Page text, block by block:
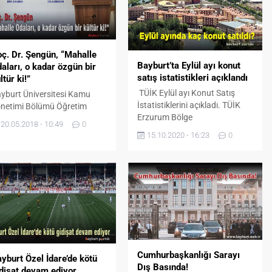
Dr. Şengün, “Mahalle
o kadar özgün bir
ki!”
Üniversitesi Kamu
Bölümü Öğretim
mahalle odası
belirtti. Şengün,
olgusunun mahalle
tehdit ettiğini ve
odalarının yaşaması
daha geniş çerçevede
zenginleştirilmesi
kaydetti. Bayburt
Kültür ve Edebiyat
kültür sohbetleri...
20.05.2018 - 10:49 0
Bayburt’ta Eylül ayı konut
satış istatistikleri açıklandı
TÜİK Eylül ayı Konut Satış
İstatistiklerini açıkladı. TÜİK
Erzurum Bölge
Müdürlüğünden yapılan
açıklamaya göre; Bayburt’ta
satıldı TÜİK Erzurum Bölge
Müdürlüğünden yapılan
açıklamaya göre; Bayburt’ta
2020 Eylül ayında konut satışı
bir önceki yılın aynı ayına göre
%32,3 azalarak 63 konut oldu.
Konut satışlarında, İstanbul 25
bin...
15.10.2020 - 16:23 0
Özel İdare’de kötü
Cumhurbaşkanlığı Sarayı
Dış Basında!